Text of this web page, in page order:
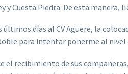
y Cuesta Piedra. De esta
últimos días al CV Aguere, la
para intentar ponerme al nivel
el recibimiento de sus